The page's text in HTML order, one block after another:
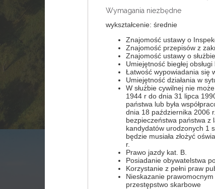
Wymagania niezbędne
wykształcenie: średnie
Znajomość ustawy o
Znajomość przepisów z
Znajomość ustawy o
Umiejętność biegłej
Łatwość wypowiadania się
Umiejętność działania w
W służbie cywilnej nie
1944 r do dnia 31 lipca
państwa lub była
dnia 18 października 2006
bezpieczeństwa państwa z
kandydatów urodzonych 1
będzie musiała złożyć
r.
Prawo jazdy kat. B.
Posiadanie obywatelstwa
Korzystanie z pełni praw
Nieskazanie
przestępstwo skarbowe